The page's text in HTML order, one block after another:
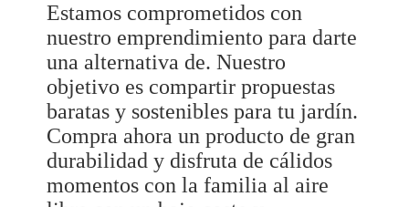
Estamos comprometidos con
nuestro emprendimiento para darte
una alternativa de. Nuestro
objetivo es compartir propuestas
baratas y sostenibles para tu jardín.
Compra ahora un producto de gran
durabilidad y disfruta de cálidos
momentos con la familia al aire